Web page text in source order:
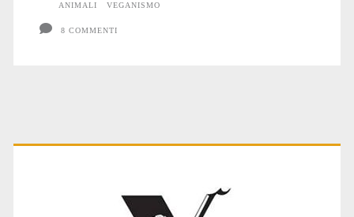
ANIMALI
VEGANISMO
8 COMMENTI
Primary